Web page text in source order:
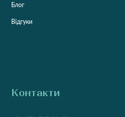
Блог
Відгуки
Контакти